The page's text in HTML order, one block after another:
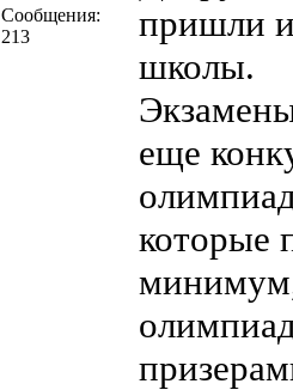
Сообщения:
213
пришли
школы.
еще
которые
минимум,